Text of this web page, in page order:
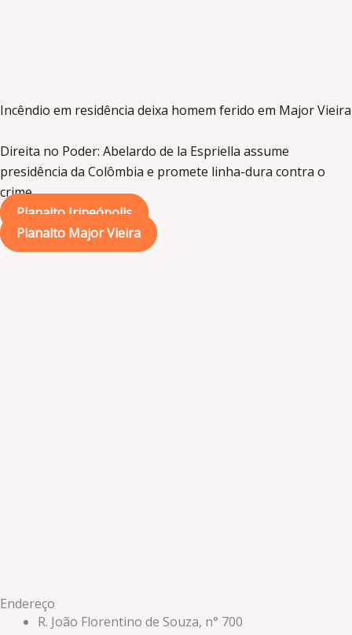
Incêndio em residência deixa homem ferido em Major Vieira
Direita no Poder: Abelardo de la Espriella assume
presidência da Colômbia e promete linha-dura contra o
crime
Planalto Irineópolis
Planalto Major Vieira
Endereço
R. João Florentino de Souza, n° 700